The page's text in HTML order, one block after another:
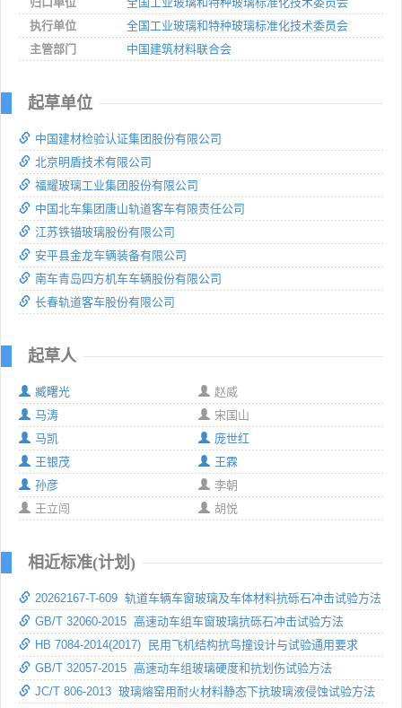
执行单位
全国工业玻璃和特种玻璃标准化技术委员会
主管部门
中国建筑材料联合会
起草单位
中国建材检验认证集团股份有限公司
北京明盾技术有限公司
福耀玻璃工业集团股份有限公司
中国北车集团唐山轨道客车有限责任公司
江苏铁锚玻璃股份有限公司
安平县金龙车辆装备有限公司
南车青岛四方机车车辆股份有限公司
长春轨道客车股份有限公司
起草人
臧曙光
赵威
马涛
宋国山
马凯
庞世红
王银茂
王霖
孙彦
李朝
王立闯
胡悦
相近标准(计划)
20262167-T-609 轨道车辆车窗玻璃及车体材料抗砾石冲击试验方法
GB/T 32060-2015 高速动车组车窗玻璃抗砾石冲击试验方法
HB 7084-2014(2017) 民用飞机结构抗鸟撞设计与试验通用要求
GB/T 32057-2015 高速动车组玻璃硬度和抗划伤试验方法
JC/T 806-2013 玻璃熔窑用耐火材料静态下抗玻璃液侵蚀试验方法